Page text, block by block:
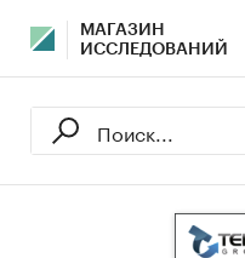
МАГАЗИН
ИССЛЕДОВАНИЙ